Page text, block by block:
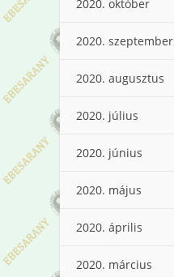
2020. október
2020. szeptember
2020. augusztus
2020. július
2020. június
2020. május
2020. április
2020. március